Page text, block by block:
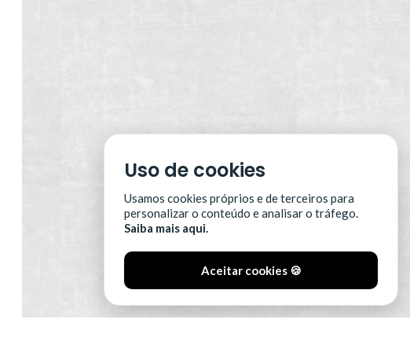
Uso de cookies
Usamos cookies próprios e de terceiros para
personalizar o conteúdo e analisar o tráfego.
Saiba mais aqui.
Aceitar cookies 🍪